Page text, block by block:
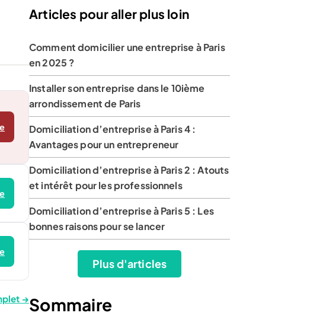
→
Articles pour aller plus loin
Comment domicilier une entreprise à Paris
en 2025 ?
Installer son entreprise dans le 10ième
arrondissement de Paris
Domiciliation d’entreprise à Paris 4 :
Avantages pour un entrepreneur
Domiciliation d’entreprise à Paris 2 : Atouts
et intérêt pour les professionnels
Domiciliation d’entreprise à Paris 5 : Les
bonnes raisons pour se lancer
Plus d'articles
Sommaire